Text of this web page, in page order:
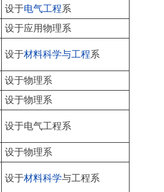
设于电气工程系
设于应用物理系
设于材料科学与工程系
设于物理系
设于物理系
设于电气工程系
设于物理系
设于材料科学与工程系